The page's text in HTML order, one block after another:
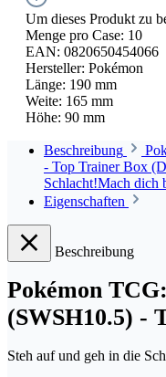
Um dieses Produkt zu
Menge pro Case: 10
EAN: 0820650454066
Hersteller: Pokémon
Länge: 190 mm
Weite: 165 mm
Höhe: 90 mm
Beschreibung
- Top Trainer Box
Schlacht!Mach
Eigenschaften
Beschreibung
Pokémon
(SWSH10.5) -
Steh auf und geh in die